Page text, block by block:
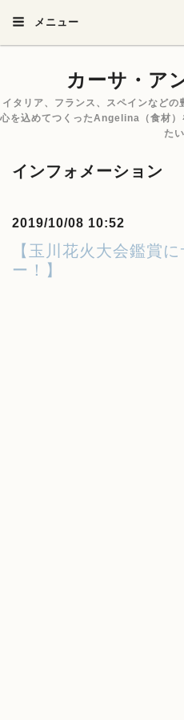
メニュー
カーサ・ア
イタリア、フランス、スペインなど
心を込めてつくったAngelina（食材）
たい
インフォメーション
2019/10/08 10:52
【玉川花火大会鑑賞
ー！】